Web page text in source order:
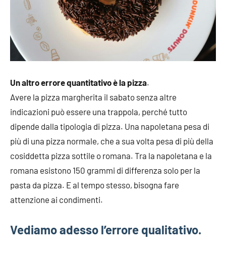
Un altro errore quantitativo è la pizza.
Avere la pizza margherita il sabato senza altre
indicazioni può essere una trappola, perché tutto
dipende dalla tipologia di pizza. Una napoletana pesa di
più di una pizza normale, che a sua volta pesa di più della
cosiddetta pizza sottile o romana. Tra la napoletana e la
romana esistono 150 grammi di differenza solo per la
pasta da pizza. E al tempo stesso, bisogna fare
attenzione ai condimenti.
Vediamo adesso l’errore qualitativo.